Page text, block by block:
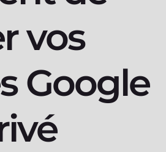
vos
Google